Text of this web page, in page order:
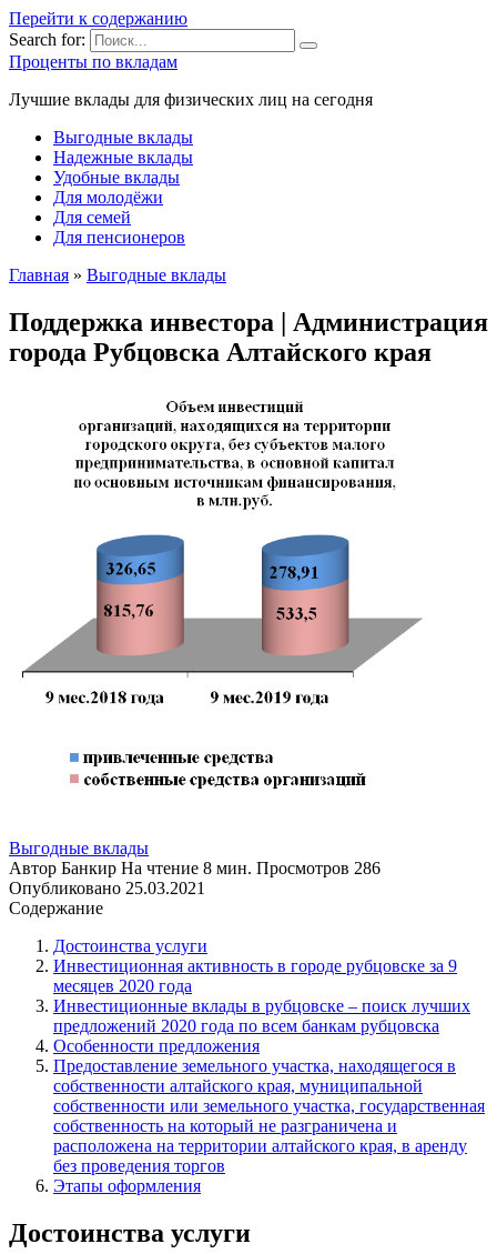
Перейти к содержанию
Search for:
Проценты по вкладам
Лучшие вклады для физических лиц на сегодня
Выгодные вклады
Надежные вклады
Удобные вклады
Для молодёжи
Для семей
Для пенсионеров
Главная » Выгодные вклады
Поддержка инвестора | Администрация
города Рубцовска Алтайского края
Выгодные вклады
Автор Банкир На чтение 8 мин. Просмотров 286
Опубликовано 25.03.2021
Содержание
Достоинства услуги
Инвестиционная активность в городе рубцовске за 9
месяцев 2020 года
Инвестиционные вклады в рубцовске – поиск лучших
предложений 2020 года по всем банкам рубцовска
Особенности предложения
Предоставление земельного участка, находящегося в
собственности алтайского края, муниципальной
собственности или земельного участка, государственная
собственность на который не разграничена и
расположена на территории алтайского края, в аренду
без проведения торгов
Этапы оформления
Достоинства услуги